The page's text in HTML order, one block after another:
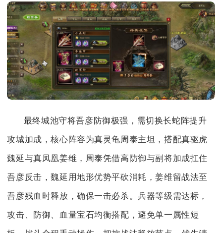
最终城池守将吾彦防御极强，需切换长蛇阵提升
攻城加成，核心阵容为真灵龟周泰主坦，搭配真驱虎
魏延与真凤凰姜维，周泰凭借高防御与副将加成扛住
吾彦反击，魏延用地形优势平砍消耗，姜维留战法至
吾彦残血时释放，确保一击必杀。兵器等级需达标，
攻击、防御、血量宝石均衡搭配，避免单一属性短